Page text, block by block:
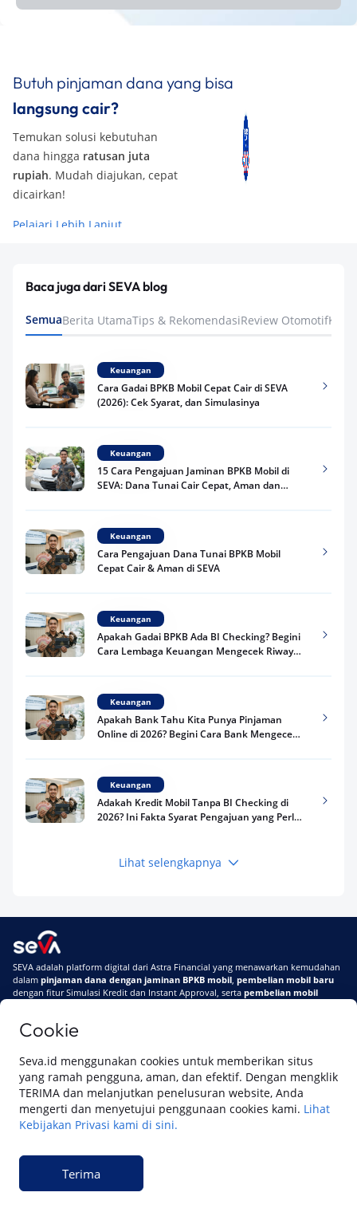
Cookie
Seva.id menggunakan cookies untuk memberikan situs
yang ramah pengguna, aman, dan efektif. Dengan mengklik
TERIMA dan melanjutkan penelusuran website, Anda
mengerti dan menyetujui penggunaan cookies kami. Lihat
Kebijakan Privasi kami di sini.
Terima
Butuh pinjaman dana yang bisa
langsung cair?
Temukan solusi kebutuhan
dana hingga ratusan juta
rupiah. Mudah diajukan, cepat
dicairkan!
Pelajari Lebih Lanjut
Baca juga dari SEVA blog
SemuaBerita UtamaTips & RekomendasiReview Otomotif
Keuangan
Cara Gadai BPKB Mobil Cepat Cair di SEVA
(2026): Cek Syarat, dan Simulasinya
Keuangan
15 Cara Pengajuan Jaminan BPKB Mobil di
SEVA: Dana Tunai Cair Cepat, Aman dan
Keuangan
Cara Pengajuan Dana Tunai BPKB Mobil
Cepat Cair & Aman di SEVA
Keuangan
Apakah Gadai BPKB Ada BI Checking? Begini
Cara Lembaga Keuangan Mengecek Riwayat
Keuangan
Apakah Bank Tahu Kita Punya Pinjaman
Online di 2026? Begini Cara Bank Mengecek
Keuangan
Adakah Kredit Mobil Tanpa BI Checking di
2026? Ini Fakta Syarat Pengajuan yang Perlu
Keuangan
Terpercaya
Telat Bayar Pinjol 2 Hari, Apakah Langsung
Masuk BI Checking? Simak Peraturan
Terbarunya di 2026
Lihat selengkapnya
SEVA adalah platform digital dari Astra Financial yang menawarkan kemudahan
dalam pinjaman dana dengan jaminan BPKB mobil, pembelian mobil baru
dengan fitur Simulasi Kredit dan Instant Approval, serta pembelian mobil
Di SEVA #UrusanMobilSegampangItu
Tentang SEVASyarat & Ketentuan
Pemberitahuan PrivasiHubungi Kami
© 2023 Copyright SEVA